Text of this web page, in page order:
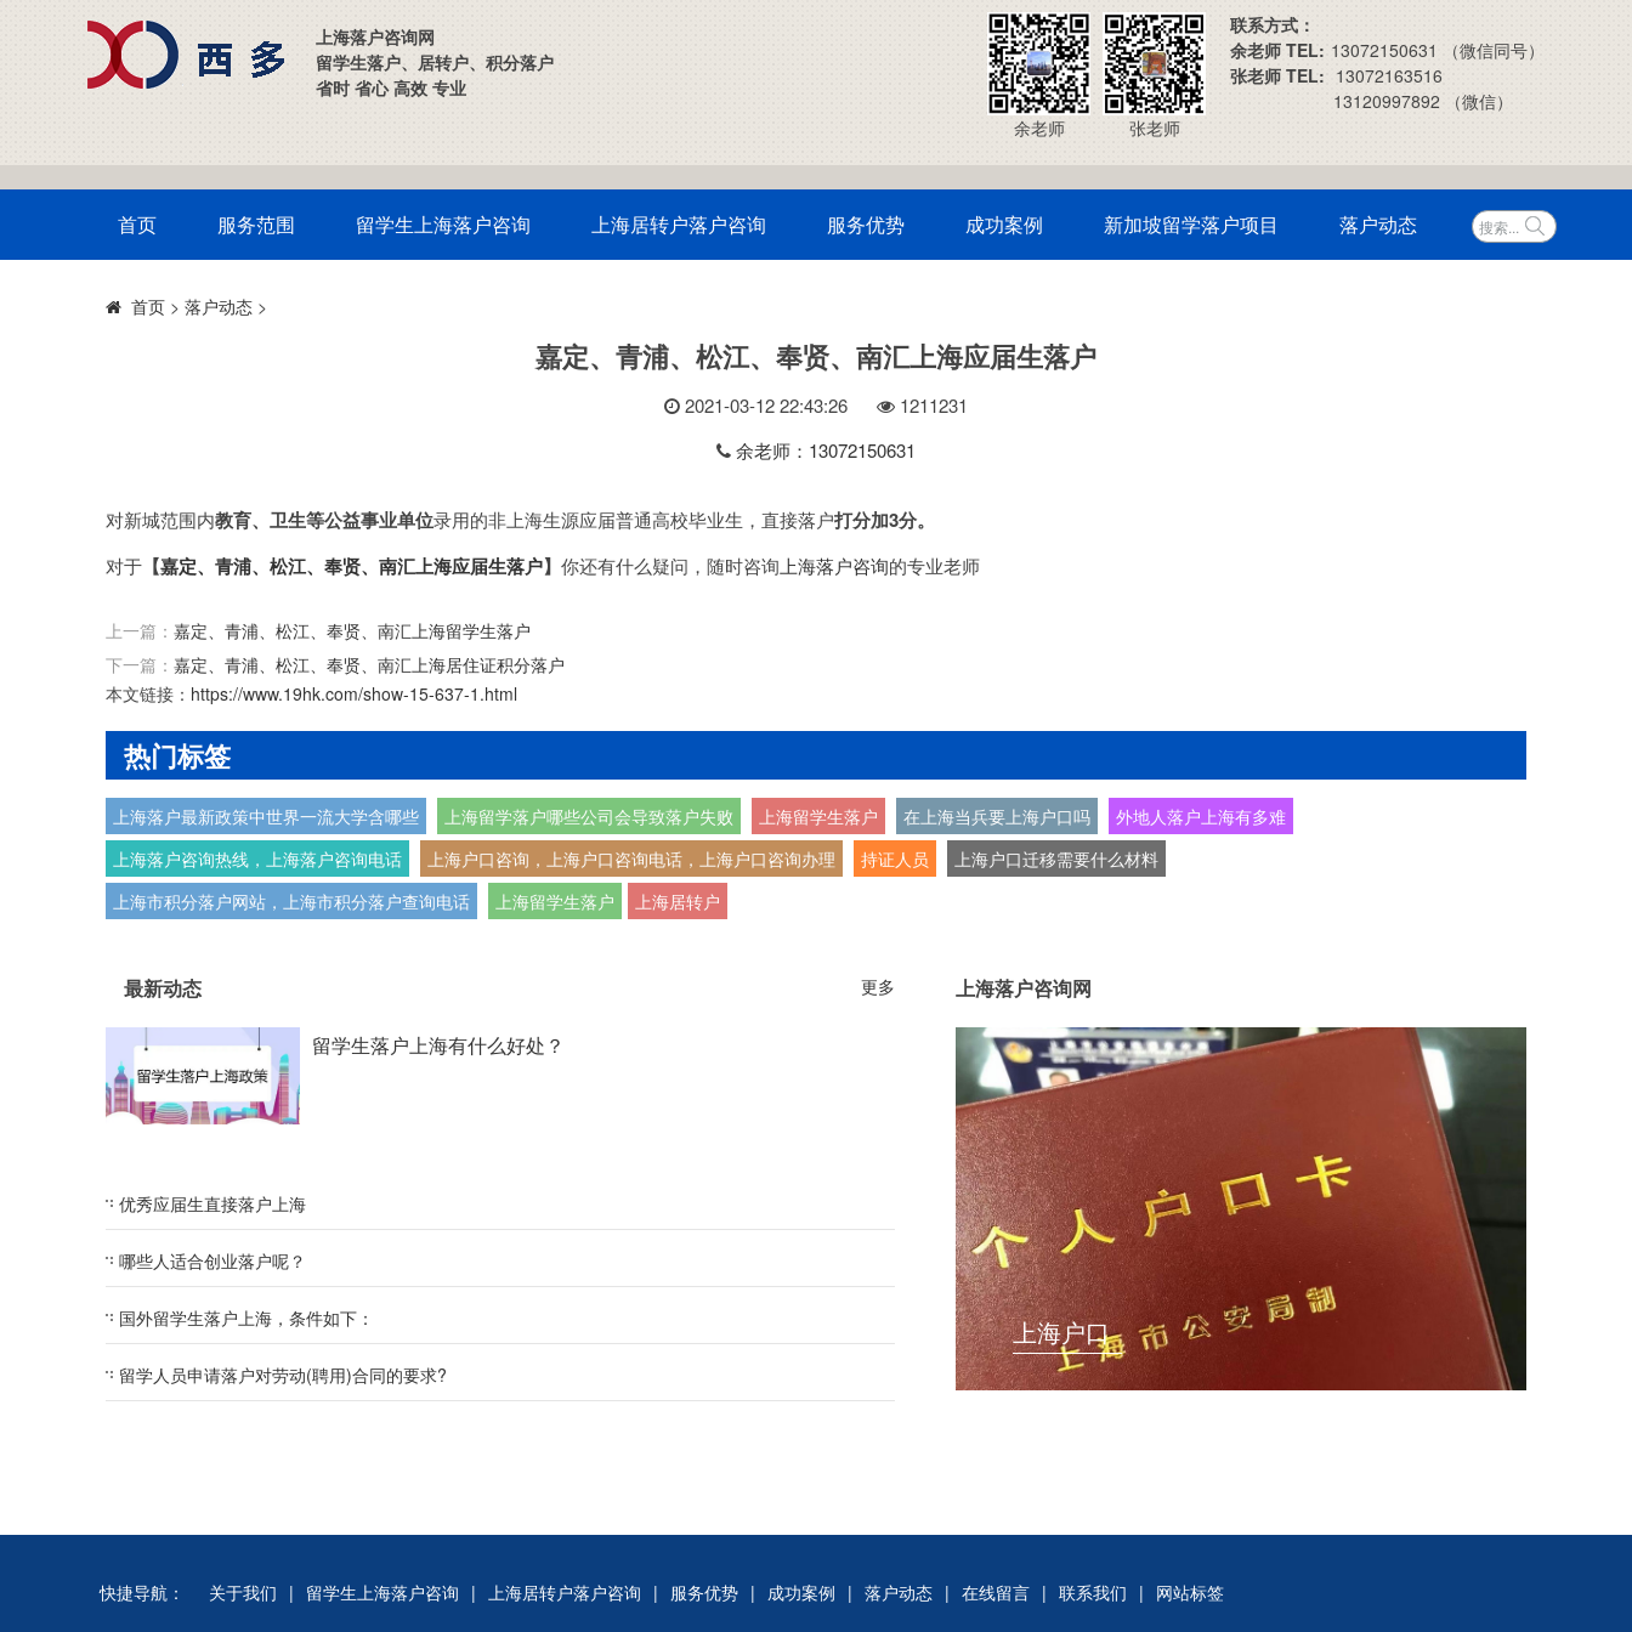
上海落户咨询网
留学生落户、居转户、积分落户
省时 省心 高效 专业
联系方式：
余老师 TEL: 13072150631 （微信同号）
张老师 TEL: 13072163516
13120997892 （微信）
余老师
张老师
首页 服务范围 留学生上海落户咨询 上海居转户落户咨询 服务优势 成功案例 新加坡留学落户项目 落户动态
首页 > 落户动态 >
嘉定、青浦、松江、奉贤、南汇上海应届生落户
2021-03-12 22:43:26 1211231
余老师：13072150631
对新城范围内教育、卫生等公益事业单位录用的非上海生源应届普通高校毕业生，直接落户打分加3分。
对于 【嘉定、青浦、松江、奉贤、南汇上海应届生落户】 你还有什么疑问，随时咨询 上海落户咨询的专业老师
上一篇： 嘉定、青浦、松江、奉贤、南汇上海留学生落户
下一篇： 嘉定、青浦、松江、奉贤、南汇上海居住证积分落户
本文链接： https://www.19hk.com/show-15-637-1.html
热门标签
上海落户最新政策中世界一流大学含哪些 上海留学落户哪些公司会导致落户失败 上海留学生落户 在上海当兵要上海户口吗
外地人落户上海有多难
上海落户咨询热线，上海落户咨询电话
上海户口咨询，上海户口咨询电话，上海户口咨询办理 持证人员
上海户口迁移需要什么材料
上海市积分落户网站，上海市积分落户查询电话
上海留学生落户 上海居转户
最新动态 更多
留学生落户上海有什么好处？
优秀应届生直接落户上海
哪些人适合创业落户呢？
国外留学生落户上海，条件如下：
留学人员申请落户对劳动(聘用)合同的要求?
上海落户咨询网
上海户口
快捷导航： 关于我们 | 留学生上海落户咨询 | 上海居转户落户咨询 | 服务优势 | 成功案例 | 落户动态 | 在线留言 | 联系我们 | 网站标签